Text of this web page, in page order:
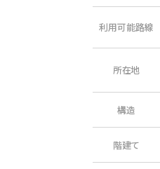
利用可能路線
所在地
構造
階建て